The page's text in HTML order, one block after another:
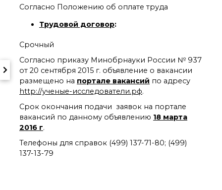
состав
Достижения
Внутренний сайт
ЯМР-центр ИОХ РАН
Согласно Положению об оплате труда
Трудовой договор:
Срочный
Согласно приказу Минобрнауки России № 937
от 20 сентября 2015 г. объявление о вакансии
размещено на портале вакансий по адресу
http://ученые-исследователи.рф.
Срок окончания подачи заявок на портале
вакансий по данному объявлению 18 марта
2016 г.
Телефоны для справок (499) 137-71-80; (499)
137-13-79